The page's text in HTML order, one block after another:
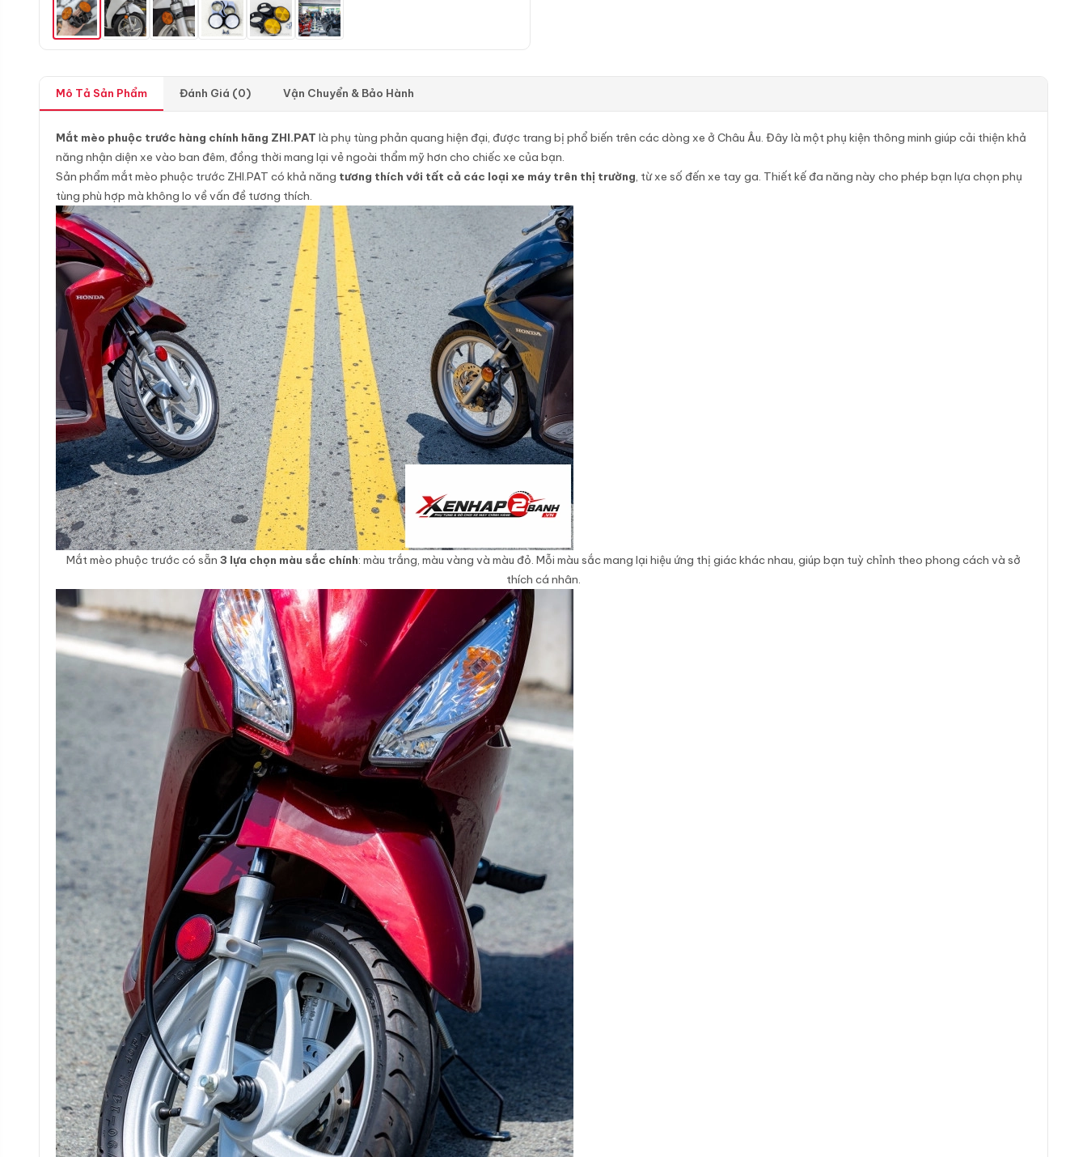
Mô Tả Sản Phẩm Đánh Giá (0) Vận Chuyển & Bảo Hành
Mắt mèo phuộc trước hàng chính hãng ZHI.PAT là phụ tùng phản quang hiện đại, được trang bị phổ biến trên các dòng xe ở Châu Âu. Đây là một phụ kiện thông minh giúp cải thiện khả
năng nhận diện xe vào ban đêm, đồng thời mang lại vẻ ngoài thẩm mỹ hơn cho chiếc xe của bạn.
Sản phẩm mắt mèo phuộc trước ZHI.PAT có khả năng tương thích với tất cả các loại xe máy trên thị trường, từ xe số đến xe tay ga. Thiết kế đa năng này cho phép bạn lựa chọn phụ
tùng phù hợp mà không lo về vấn đề tương thích.
Mắt mèo phuộc trước có sẵn 3 lựa chọn màu sắc chính: màu trắng, màu vàng và màu đỏ. Mỗi màu sắc mang lại hiệu ứng thị giác khác nhau, giúp bạn tuỳ chỉnh theo phong cách và sở
thích cá nhân.